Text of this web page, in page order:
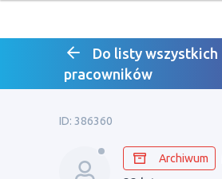
Do listy wszystkich
pracowników
ID: 386360
Archiwum